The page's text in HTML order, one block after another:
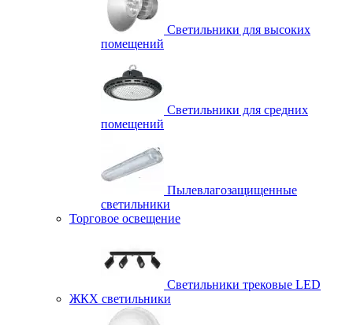
Светильники для высоких
помещений
Светильники для средних
помещений
Пылевлагозащищенные
светильники
Торговое освещение
Светильники трековые LED
ЖКХ светильники